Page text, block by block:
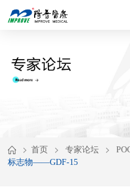
首页 专家论坛
标志物——GDF-15